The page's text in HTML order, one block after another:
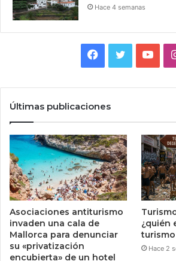
Hace 4 semanas
Facebook
Twitter
Últimas publicaciones
Asociaciones antiturismo
invaden una cala de
Mallorca para denunciar
su «privatización
encubierta» de un hotel
¿quién
Hace 2